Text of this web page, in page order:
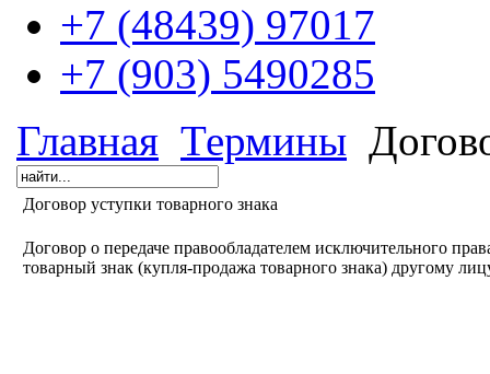
+7 (48439) 97017
+7 (903) 5490285
Главная Термины
Договор уступки товарного знака
Договор о передаче правообладателем исключительного
товарный знак (купля-продажа товарного знака) другому